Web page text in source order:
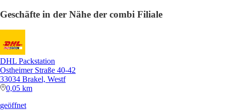
Geschäfte in der Nähe der combi Filiale
DHL Packstation
Ostheimer Straße 40-42
33034 Brakel, Westf
0,05 km
geöffnet